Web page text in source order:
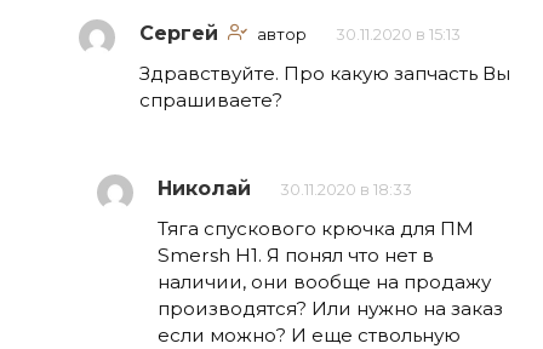
Сергей автор 30.11.2020 в 15:13
Здравствуйте. Про какую запчасть Вы
спрашиваете?
Николай 30.11.2020 в 18:33
Тяга спускового крючка для ПМ
Smersh H1. Я понял что нет в
наличии, они вообще на продажу
производятся? Или нужно на заказ
если можно? И еще ствольную